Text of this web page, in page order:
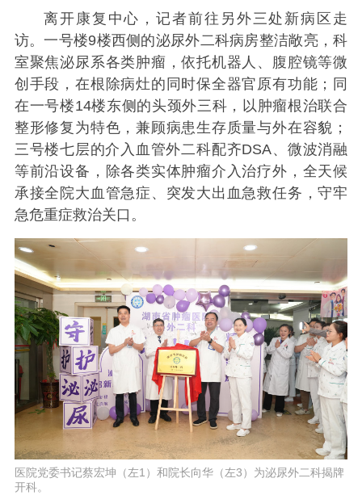
离开康复中心，记者前往另外三处新病区走
访。一号楼9楼西侧的泌尿外二科病房整洁敞亮，科
室聚焦泌尿系各类肿瘤，依托机器人、腹腔镜等微
创手段，在根除病灶的同时保全器官原有功能；同
在一号楼14楼东侧的头颈外三科，以肿瘤根治联合
整形修复为特色，兼顾病患生存质量与外在容貌；
三号楼七层的介入血管外二科配齐DSA、微波消融
等前沿设备，除各类实体肿瘤介入治疗外，全天候
承接全院大血管急症、突发大出血急救任务，守牢
急危重症救治关口。
医院党委书记蔡宏坤（左1）和院长向华（左3）为泌尿外二科揭牌
开科。